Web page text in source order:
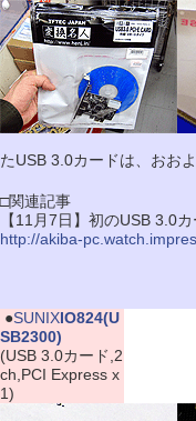
たUSB 3.0カードは、おお
□関連記事
【11月7日】初のUSB 3.0
http://akiba-
●SUNIXIO824(U
SB2300)
(USB 3.0カード,2
ch,PCI Express x
1)